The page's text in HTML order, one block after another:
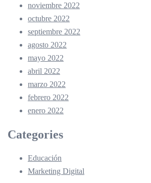
noviembre 2022
octubre 2022
septiembre 2022
agosto 2022
mayo 2022
abril 2022
marzo 2022
febrero 2022
enero 2022
Categories
Educación
Marketing Digital